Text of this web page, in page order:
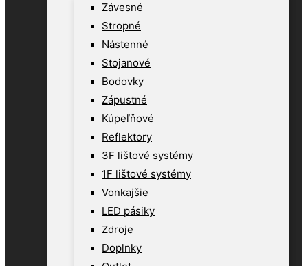
Závesné
Stropné
Nástenné
Stojanové
Bodovky
Zápustné
Kúpeľňové
Reflektory
3F lištové systémy
1F lištové systémy
Vonkajšie
LED pásiky
Zdroje
Doplnky